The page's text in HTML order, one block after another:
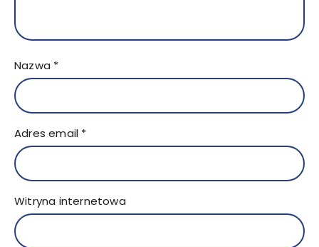
Nazwa *
Adres email *
Witryna internetowa